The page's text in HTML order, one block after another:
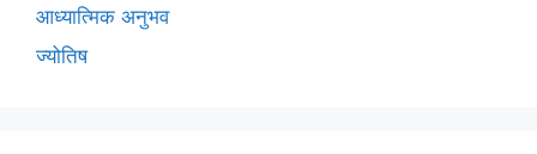
आध्यात्मिक अनुभव
ज्योतिष